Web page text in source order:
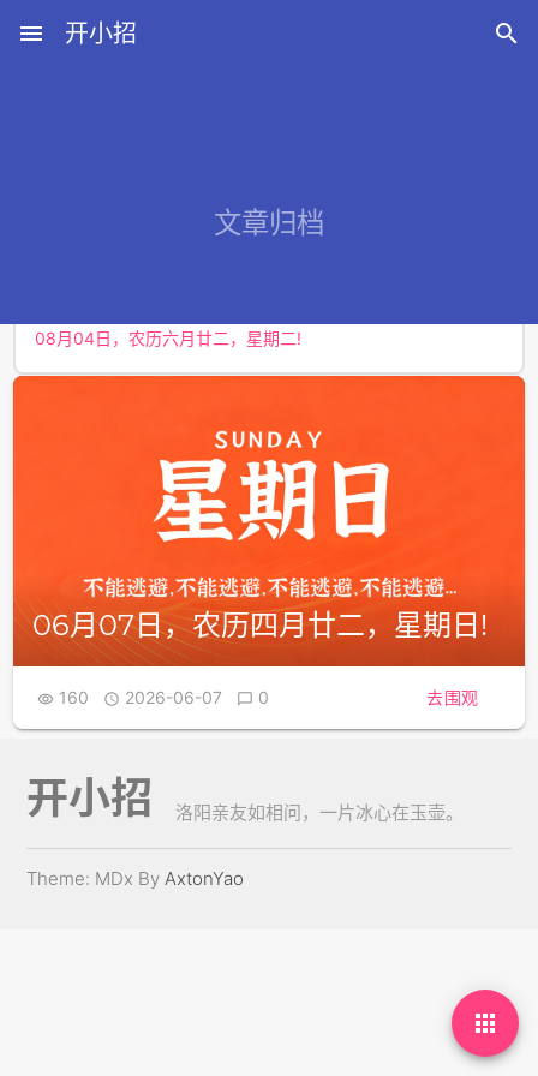
menu 开小招 
文章归档
06月07日，农历四月廿二，星期日!
 160  2026-06-07  0 去围观

开小招 洛阳亲友如相问，一片冰心在玉壶。
Theme: MDx ByAxtonYao
08月08日，农历六月廿六，星期六!
08月04日，农历六月廿二，星期二!